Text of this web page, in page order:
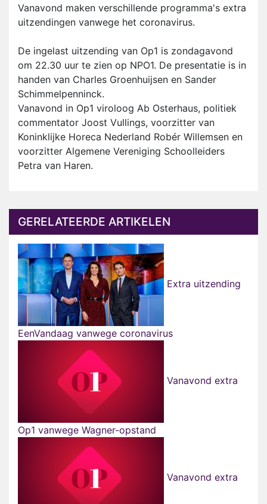
Vanavond maken verschillende programma's extra
uitzendingen vanwege het coronavirus.
De ingelast uitzending van Op1 is zondagavond
om 22.30 uur te zien op NPO1. De presentatie is in
handen van Charles Groenhuijsen en Sander
Schimmelpenninck.
Vanavond in Op1 viroloog Ab Osterhaus, politiek
commentator Joost Vullings, voorzitter van
Koninklijke Horeca Nederland Robér Willemsen en
voorzitter Algemene Vereniging Schoolleiders
Petra van Haren.
GERELATEERDE ARTIKELEN
Extra uitzending
EenVandaag vanwege coronavirus
Vanavond extra
Op1 vanwege Wagner-opstand
Vanavond extra